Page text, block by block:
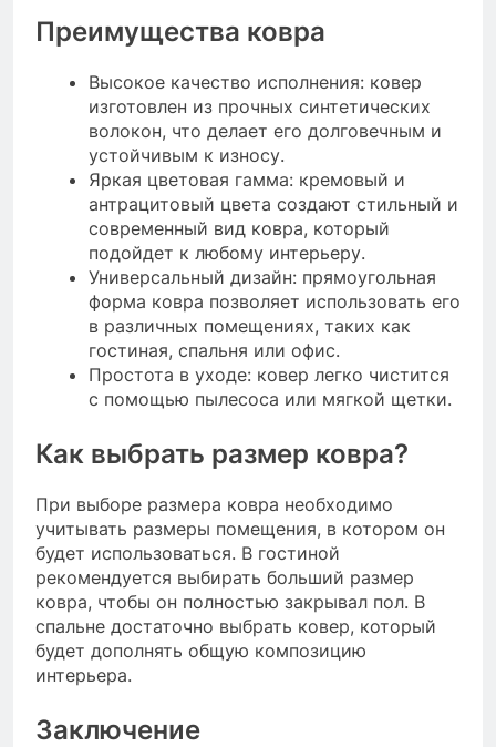
Преимущества ковра
Высокое качество исполнения: ковер
изготовлен из прочных синтетических
волокон, что делает его долговечным и
устойчивым к износу.
Яркая цветовая гамма: кремовый и
антрацитовый цвета создают стильный и
современный вид ковра, который
подойдет к любому интерьеру.
Универсальный дизайн: прямоугольная
форма ковра позволяет использовать его
в различных помещениях, таких как
гостиная, спальня или офис.
Простота в уходе: ковер легко чистится
с помощью пылесоса или мягкой щетки.
Как выбрать размер ковра?
При выборе размера ковра необходимо
учитывать размеры помещения, в котором он
будет использоваться. В гостиной
рекомендуется выбирать больший размер
ковра, чтобы он полностью закрывал пол. В
спальне достаточно выбрать ковер, который
будет дополнять общую композицию
интерьера.
Заключение